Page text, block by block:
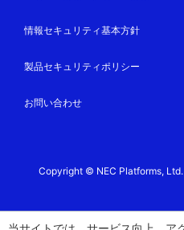
情報セキュリティ基本方針
製品セキュリティポリシー
お問い合わせ
Copyright © NEC Platforms,